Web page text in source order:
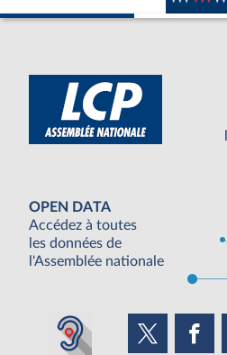
OPEN DATA
Accédez à toutes
les données de
l'Assemblée nationale